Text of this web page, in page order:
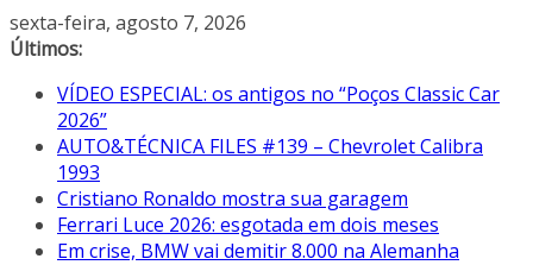
Pular
para
conteúdo
sexta-feira, agosto 7, 2026
Últimos:
VÍDEO ESPECIAL: os antigos no “Poços Classic Car
2026”
AUTO&TÉCNICA FILES #139 – Chevrolet Calibra
1993
Cristiano Ronaldo mostra sua garagem
Ferrari Luce 2026: esgotada em dois meses
Em crise, BMW vai demitir 8.000 na Alemanha